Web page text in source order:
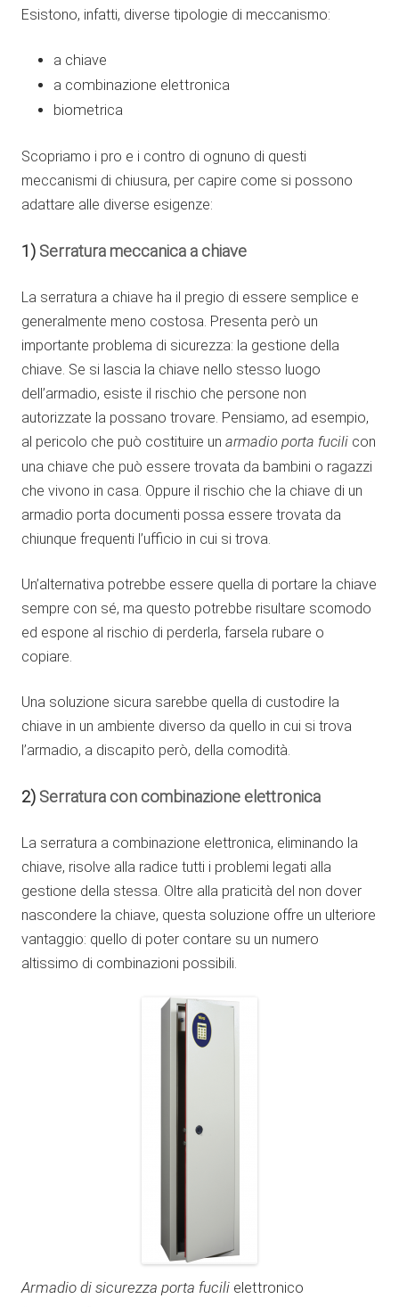
Esistono, infatti, diverse tipologie di meccanismo:
a chiave
a combinazione elettronica
biometrica
Scopriamo i pro e i contro di ognuno di questi
meccanismi di chiusura, per capire come si possono
adattare alle diverse esigenze:
1) Serratura meccanica a chiave
La serratura a chiave ha il pregio di essere semplice e
generalmente meno costosa. Presenta però un
importante problema di sicurezza: la gestione della
chiave. Se si lascia la chiave nello stesso luogo
dell’armadio, esiste il rischio che persone non
autorizzate la possano trovare. Pensiamo, ad esempio,
al pericolo che può costituire un armadio porta fucili con
una chiave che può essere trovata da bambini o ragazzi
che vivono in casa. Oppure il rischio che la chiave di un
armadio porta documenti possa essere trovata da
chiunque frequenti l’ufficio in cui si trova.
Un’alternativa potrebbe essere quella di portare la chiave
sempre con sé, ma questo potrebbe risultare scomodo
ed espone al rischio di perderla, farsela rubare o
copiare.
Una soluzione sicura sarebbe quella di custodire la
chiave in un ambiente diverso da quello in cui si trova
l’armadio, a discapito però, della comodità.
2) Serratura con combinazione elettronica
La serratura a combinazione elettronica, eliminando la
chiave, risolve alla radice tutti i problemi legati alla
gestione della stessa. Oltre alla praticità del non dover
nascondere la chiave, questa soluzione offre un ulteriore
vantaggio: quello di poter contare su un numero
altissimo di combinazioni possibili.
Armadio di sicurezza porta fucili elettronico